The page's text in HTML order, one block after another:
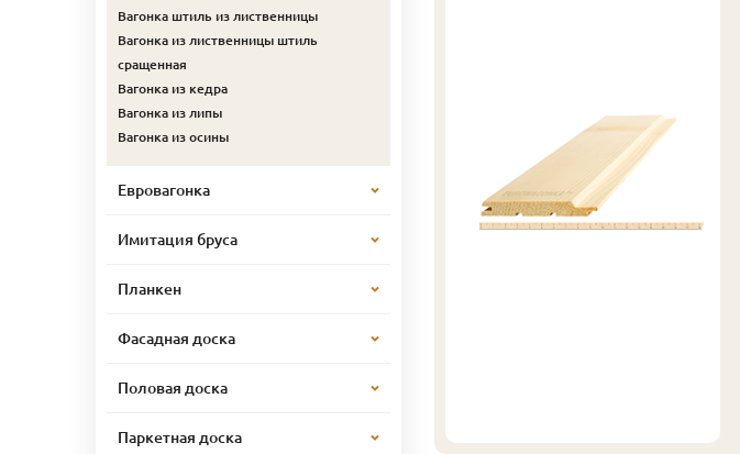
Вагонка штиль из лиственницы
Вагонка из лиственницы штиль
сращенная
Вагонка из кедра
Вагонка из липы
Вагонка из осины
Евровагонка
Имитация бруса
Планкен
Фасадная доска
Половая доска
Паркетная доска